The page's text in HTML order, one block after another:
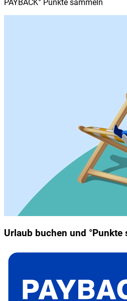
PAYBACK° Punkte sammeln
Urlaub buchen und °Punkte